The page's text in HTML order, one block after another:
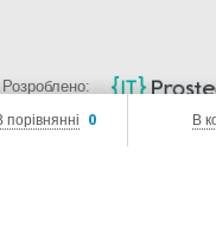
В
порівнянні 0
Розроблено: